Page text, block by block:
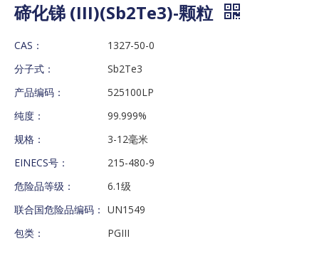
碲化锑 (III)(Sb2Te3)-颗粒
CAS：
1327-50-0
分子式：
Sb2Te3
产品编码：
525100LP
纯度：
99.999%
规格：
3-12毫米
EINECS号：
215-480-9
危险品等级：
6.1级
联合国危险品编码： UN1549
包类：
PGIII